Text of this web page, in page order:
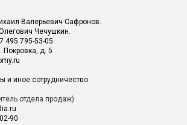
Валерьевич Сафронов.
Чечушкин.
495 795-53-05
Покровка, д. 5
и иное сотрудничество:
отдела продаж)
90